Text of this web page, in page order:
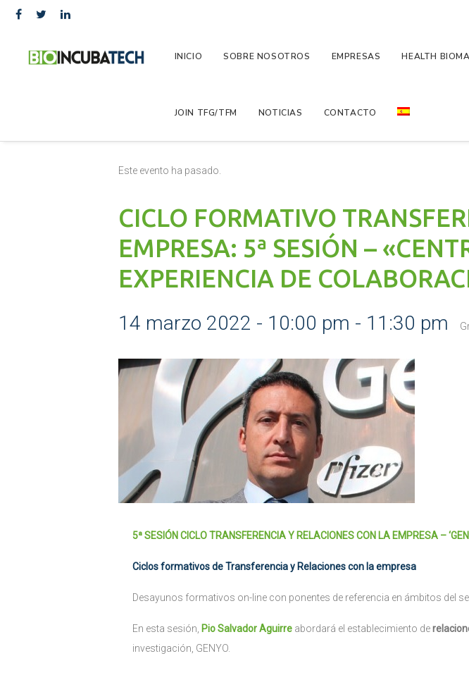
INICIO SOBRE NOSOTROS EMPRESAS HEALTH
JOIN TFG/TFM NOTICIAS
CONTACTO
Este evento ha pasado.
CICLO FORMATIVO
EMPRESA: 5ª SESIÓN –
EXPERIENCIA DE
14 marzo 2022 - 10:00 pm - 11:30 pm
5ª SESIÓN CICLO TRANSFERENCIA Y RELACIONES CON LA EMPRESA –
Ciclos formativos de Transferencia y Relaciones con la empresa
Desayunos formativos on-line con ponentes de referencia en ámbitos del
En esta sesión, Pio Salvador Aguirre abordará el establecimiento de
investigación, GENYO.